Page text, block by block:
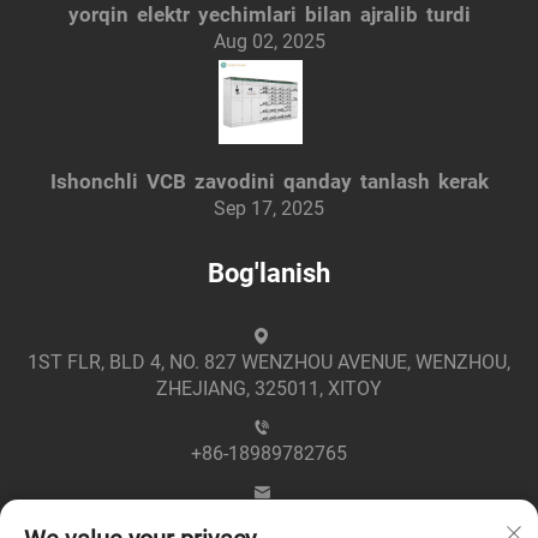
yorqin elektr yechimlari bilan ajralib turdi
Aug 02, 2025
Ishonchli VCB zavodini qanday tanlash kerak
Sep 17, 2025
Bog'lanish
1ST FLR, BLD 4, NO. 827 WENZHOU AVENUE, WENZHOU,
ZHEJIANG, 325011, XITOY
+86-18989782765